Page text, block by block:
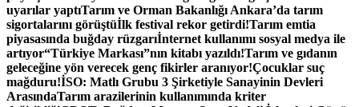
uyarılar yaptıTarım ve Orman Bakanlığı Ankara’da tarım
sigortalarını görüştüİlk festival rekor getirdi!Tarım emtia
piyasasında buğday rüzgarıİnternet kullanımı sosyal medya ile
artıyor“Türkiye Markası”nın kitabı yazıldı!Tarım ve gıdanın
geleceğine yön verecek genç fikirler aranıyor!Çocuklar suç
mağduru!İSO: Matlı Grubu 3 Şirketiyle Sanayinin Devleri
ArasındaTarım arazilerinin kullanımında kriter